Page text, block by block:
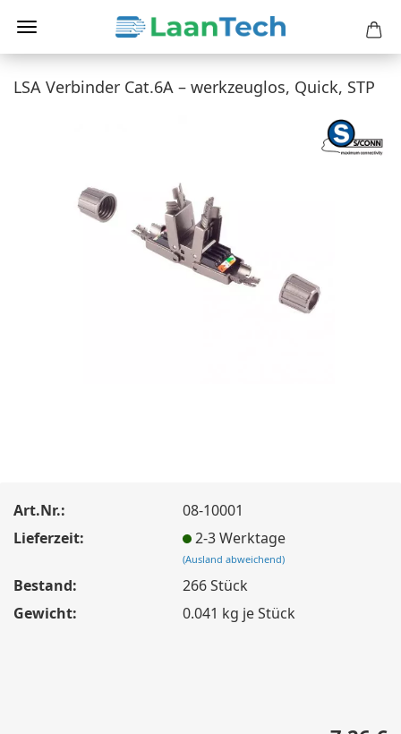
LSA Verbinder Cat.6A – werkzeuglos, Quick, STP
Art.Nr.:
08-10001
Lieferzeit:
2-3 Werktage
(Ausland abweichend)
Bestand: 266Stück
Gewicht:
0.041 kg je Stück